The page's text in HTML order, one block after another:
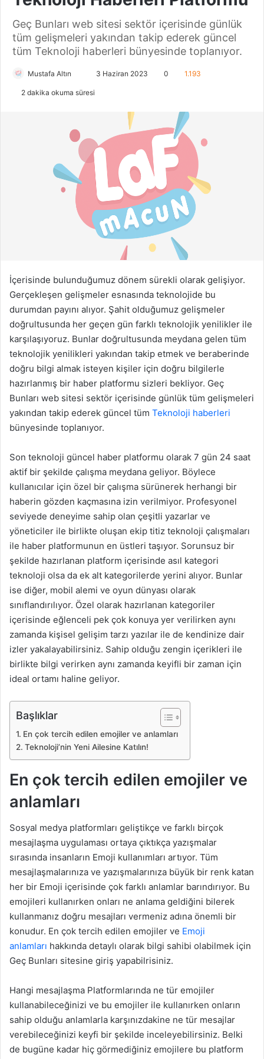
Geç Bunları web sitesi sektör içerisinde günlük
tüm gelişmeleri yakından takip ederek güncel
tüm Teknoloji haberleri bünyesinde toplanıyor.
Mustafa Altın
i
p
o
s
t
m
e
k
3 Haziran 2023 0 1.193
2 dakika okuma süresi
İçerisinde bulunduğumuz dönem sürekli olarak gelişiyor.
Gerçekleşen gelişmeler esnasında teknolojide bu
durumdan payını alıyor. Şahit olduğumuz gelişmeler
doğrultusunda her geçen gün farklı teknolojik yenilikler ile
karşılaşıyoruz. Bunlar doğrultusunda meydana gelen tüm
teknolojik yenilikleri yakından takip etmek ve beraberinde
doğru bilgi almak isteyen kişiler için doğru bilgilerle
hazırlanmış bir haber platformu sizleri bekliyor. Geç
Bunları web sitesi sektör içerisinde günlük tüm gelişmeleri
yakından takip ederek güncel tüm Teknoloji haberleri
bünyesinde toplanıyor.
Son teknoloji güncel haber platformu olarak 7 gün 24 saat
aktif bir şekilde çalışma meydana geliyor. Böylece
kullanıcılar için özel bir çalışma sürünerek herhangi bir
haberin gözden kaçmasına izin verilmiyor. Profesyonel
seviyede deneyime sahip olan çeşitli yazarlar ve
yöneticiler ile birlikte oluşan ekip titiz teknoloji çalışmaları
ile haber platformunun en üstleri taşıyor. Sorunsuz bir
şekilde hazırlanan platform içerisinde asıl kategori
teknoloji olsa da ek alt kategorilerde yerini alıyor. Bunlar
ise diğer, mobil alemi ve oyun dünyası olarak
sınıflandırılıyor. Özel olarak hazırlanan kategoriler
içerisinde eğlenceli pek çok konuya yer verilirken aynı
zamanda kişisel gelişim tarzı yazılar ile de kendinize dair
izler yakalayabilirsiniz. Sahip olduğu zengin içerikleri ile
birlikte bilgi verirken aynı zamanda keyifli bir zaman için
ideal ortamı haline geliyor.
Başlıklar
En çok tercih edilen emojiler ve anlamları
Teknoloji’nin Yeni Ailesine Katılın!
En çok tercih edilen emojiler ve
anlamları
Sosyal medya platformları geliştikçe ve farklı birçok
mesajlaşma uygulaması ortaya çıktıkça yazışmalar
sırasında insanların Emoji kullanımları artıyor. Tüm
mesajlaşmalarınıza ve yazışmalarınıza büyük bir renk katan
her bir Emoji içerisinde çok farklı anlamlar barındırıyor. Bu
emojileri kullanırken onları ne anlama geldiğini bilerek
kullanmanız doğru mesajları vermeniz adına önemli bir
konudur. En çok tercih edilen emojiler ve Emoji
anlamları hakkında detaylı olarak bilgi sahibi olabilmek için
Geç Bunları sitesine giriş yapabilrisiniz.
Hangi mesajlaşma Platformlarında ne tür emojiler
kullanabileceğinizi ve bu emojiler ile kullanırken onların
sahip olduğu anlamlarla karşınızdakine ne tür mesajlar
verebileceğinizi keyfi bir şekilde inceleyebilirsiniz. Belki
de bugüne kadar hiç görmediğiniz emojilere bu platform